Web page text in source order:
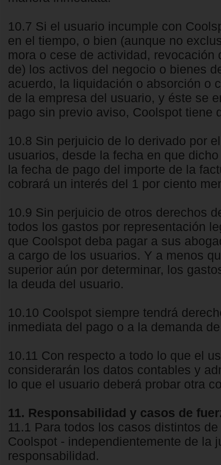
10.7 Si el usuario incumple con
en el tiempo, o bien (aunque no
mora o cese de actividad,
de) los activos del negocio o bienes
acuerdo, la liquidación o absorción o
de la empresa del usuario, y éste se
pago sin previo aviso, Coolspot tiene
10.8 Sin perjuicio de lo derivado por
usuarios, desde la fecha en que
la fecha de pago del importe de la
cobrará un interés del 1 por ciento
10.9 Sin perjuicio de otros derechos
todos los gastos por representación
que Coolspot deba pagar a sus
a cargo de los usuarios. Y a menos
superior aún por determinar, los
la deuda del usuario.
10.10 Coolspot siempre tendrá
inmediata del pago o a la demanda
10.11 Con respecto a todo lo que el
considerarán los datos contables y
lo que el usuario deberá probar otra
11. Responsabilidad y casos de
11.1 Para todos los casos distintos
Coolspot - independientemente de la
responsabilidad.